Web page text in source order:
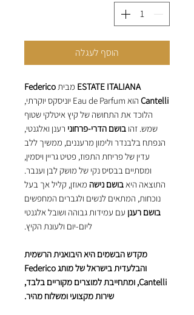
הוסף לעגלה
ESTATE ITALIANA מביתFederico
Cantelli
הוא Eau de Parfum יוניסקס יוקרתי,
הלוכד את התחושה של קיץ איטלקי שטוף
שמש. זהו בושם הדרי-פרחוני רענן ואלגנטי,
הנפתח בלבנדר ולימון מרעננים, ממשיך ללב
עדין של פריחת התפוז, פטיט גריין ויסמין,
ומסתיים בבסיס נקי של מושק לבן וענבר.
התוצאה היאבושם נישה מאוזן, קליל אך בעל
נוכחות, המתאים לנשים ולגברים המחפשים
בושם רענן עם עמידות גבוהה ושובל אלגנטי
ליום-יום ולעונת הקיץ.
מקדש הבשמים היא היבואנית הרשמית
והבלעדית בישראל של מותג Federico
Cantelli, ומתחייבת למוצרים מקוריים בלבד,
שירות מקצועי ומשלוח מהיר.